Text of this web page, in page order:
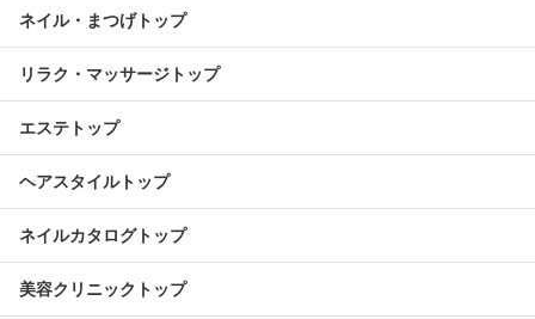
ネイル・まつげトップ
リラク・マッサージトップ
エステトップ
ヘアスタイルトップ
ネイルカタログトップ
美容クリニックトップ